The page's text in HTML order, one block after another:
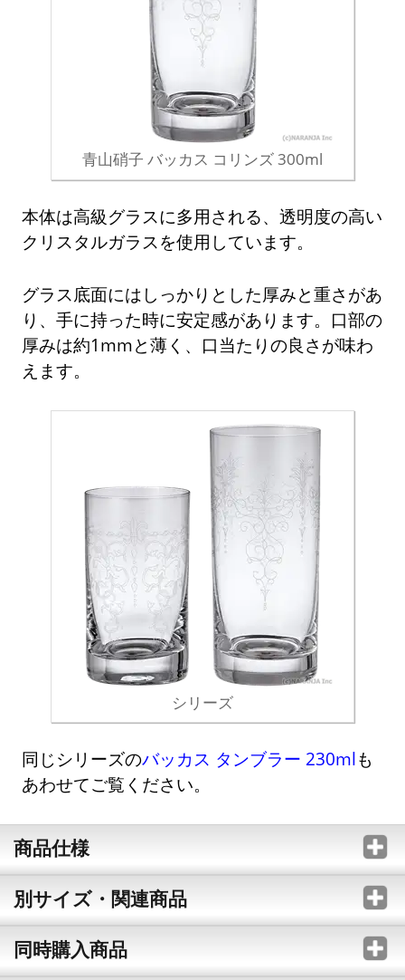
青山硝子 バッカス コリンズ 300ml
本体は高級グラスに多用される、透明度の高い
クリスタルガラスを使用しています。
グラス底面にはしっかりとした厚みと重さがあ
り、手に持った時に安定感があります。口部の
厚みは約1mmと薄く、口当たりの良さが味わ
えます。
シリーズ
同じシリーズのバッカス タンブラー 230mlも
あわせてご覧ください。
商品仕様
別サイズ・関連商品
同時購入商品